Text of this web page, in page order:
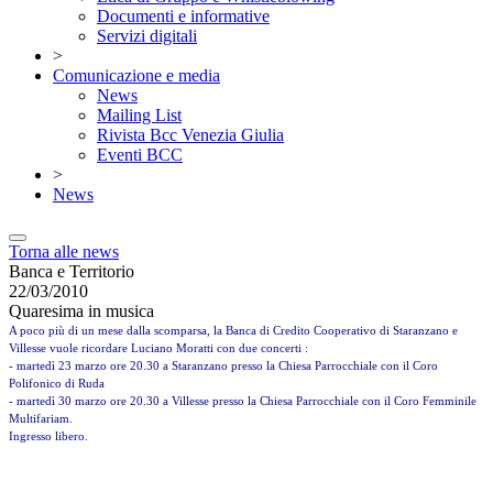
Documenti e informative
Servizi digitali
>
Comunicazione e media
News
Mailing List
Rivista Bcc Venezia Giulia
Eventi BCC
>
News
Torna alle news
Banca e Territorio
22/03/2010
Quaresima in musica
A poco più di un mese dalla scomparsa, la Banca di Credito Cooperativo di Staranzano e
Villesse vuole ricordare Luciano Moratti con due concerti :
- martedì 23 marzo ore 20.30 a Staranzano presso la Chiesa Parrocchiale con il Coro
Polifonico di Ruda
- martedì 30 marzo ore 20.30 a Villesse presso la Chiesa Parrocchiale con il Coro Femminile
Multifariam.
Ingresso libero.